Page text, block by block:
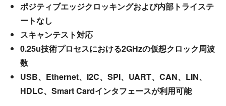
ポジティブエッジクロッキングおよび内部トライステ
ートなし
スキャンテスト対応
0.25u技術プロセスにおける2GHzの仮想クロック周波
数
USB、Ethernet、I2C、SPI、UART、CAN、LIN、
HDLC、Smart Cardインタフェースが利用可能